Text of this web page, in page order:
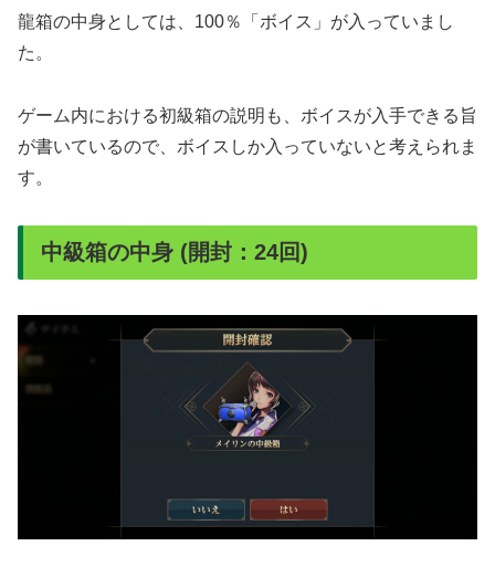
龍箱の中身としては、100％「ボイス」が入っていまし
た。
ゲーム内における初級箱の説明も、ボイスが入手できる旨
が書いているので、ボイスしか入っていないと考えられま
す。
中級箱の中身 (開封：24回)